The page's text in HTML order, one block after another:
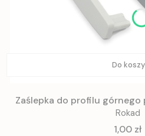
Do
Zaślepka do profilu
Rokad
Cena
1,00 zł